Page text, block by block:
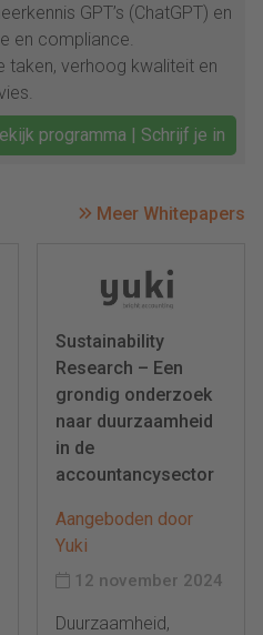
GPT’s (ChatGPT) en
en compliance.
taken, verhoog kwaliteit en
programma | Schrijf je in
Meer Whitepapers
Sustainability
Research – Een
grondig onderzoek
naar duurzaamheid
in de
accountancysector
Aangeboden door
Yuki
12 november 2024
Duurzaamheid,